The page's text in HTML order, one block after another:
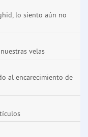
lo siento aún no
velas
al encarecimiento de